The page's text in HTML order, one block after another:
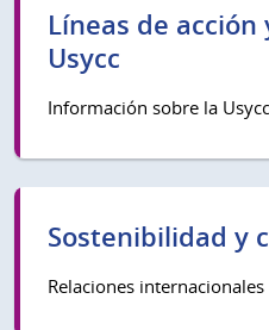
Líneas de
Usycc
Información sobre la Usycc
Sostenibilidad y
Relaciones internacionales